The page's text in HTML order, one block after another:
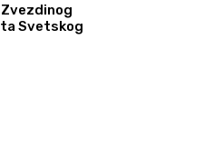
Svetskog